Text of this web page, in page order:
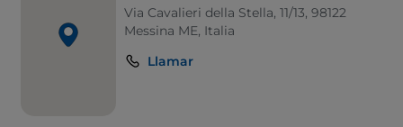
Via Cavalieri della Stella, 11/13, 98122
Messina ME, Italia
Llamar